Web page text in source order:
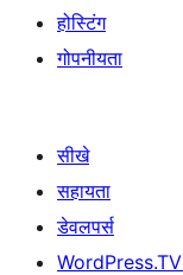
होस्टिंग
गोपनीयता
सीखे
सहायता
डेवलपर्स
WordPress.TV